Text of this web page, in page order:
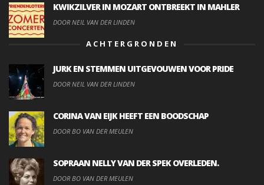
KWIKZILVER IN MOZART ONTBREEKT IN MAHLER
DOOR NEIL VAN DER LINDEN
ACHTERGRONDEN
JURK EN STEMMEN UITGEVOUWEN VOOR PRIDE
DOOR NEIL VAN DER LINDEN
CORINA VAN EIJK HEEFT EEN BOODSCHAP
DOOR BO VAN DER MEULEN
SOPRAAN NELLY VAN DER SPEK OVERLEDEN.
DOOR BO VAN DER MEULEN